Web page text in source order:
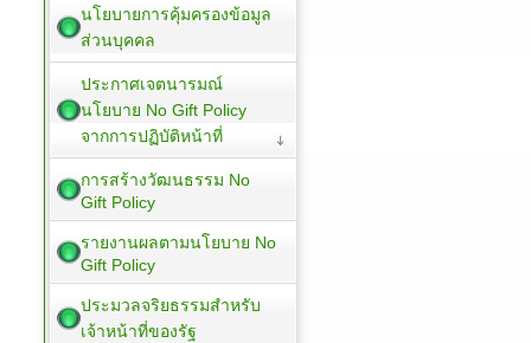
นโยบายการคุ้มครองข้อมูล
ส่วนบุคคล
ประกาศเจตนารมณ์
นโยบาย No Gift Policy
จากการปฏิบัติหน้าที่
การสร้างวัฒนธรรม No
Gift Policy
รายงานผลตามนโยบาย No
Gift Policy
ประมวลจริยธรรมสำหรับ
เจ้าหน้าที่ของรัฐ